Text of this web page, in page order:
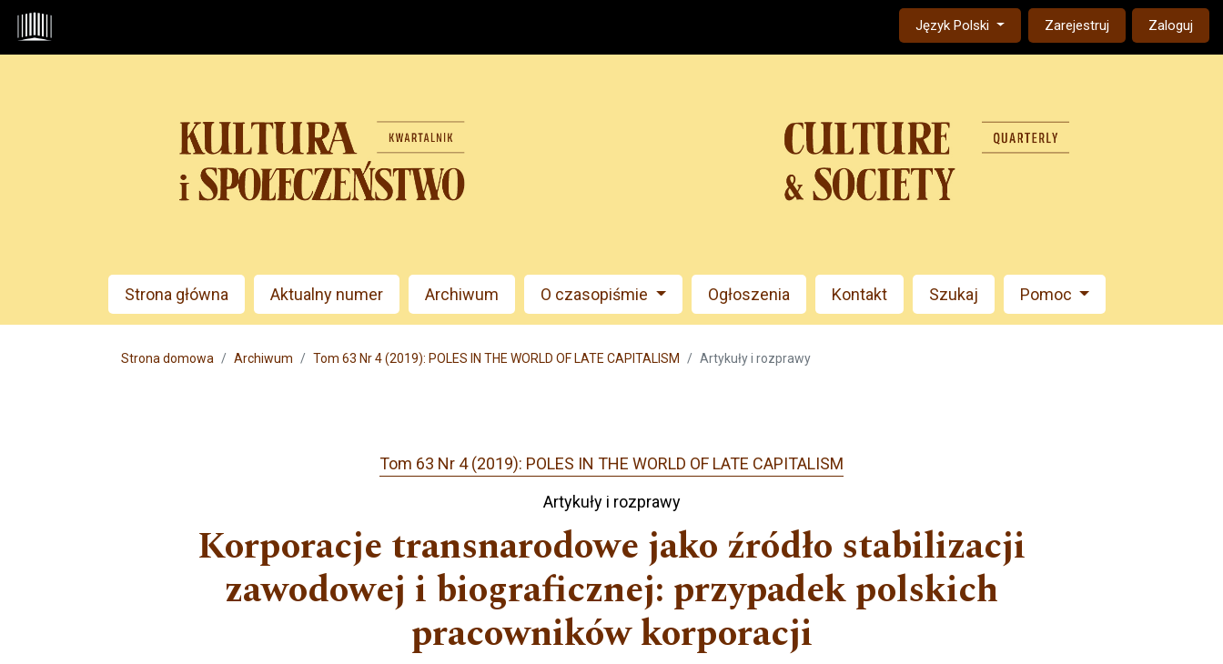
Przejdź do głównego menu
Przejdź do sekcji głównej
Przejdź do stopki
Change the language. The current language is:
Język Polski
Admin menu Zarejestruj Zaloguj
Main menu
Strona główna Aktualny numer Archiwum O czasopiśmie Ogłoszenia Kontakt Szukaj Pomoc
Strona domowa Archiwum Tom 63 Nr 4 (2019): POLES IN THE WORLD OF LATE CAPITALISM Artykuły i rozprawy
Tom 63 Nr 4 (2019): POLES IN THE WORLD OF LATE CAPITALISM
Artykuły i rozprawy
Korporacje transnarodowe jako źródło stabilizacji
zawodowej i biograficznej: przypadek polskich
pracowników korporacji